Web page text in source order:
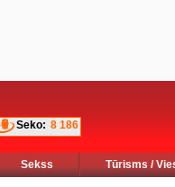
Seko: 8 186
Sekss Tūrisms /